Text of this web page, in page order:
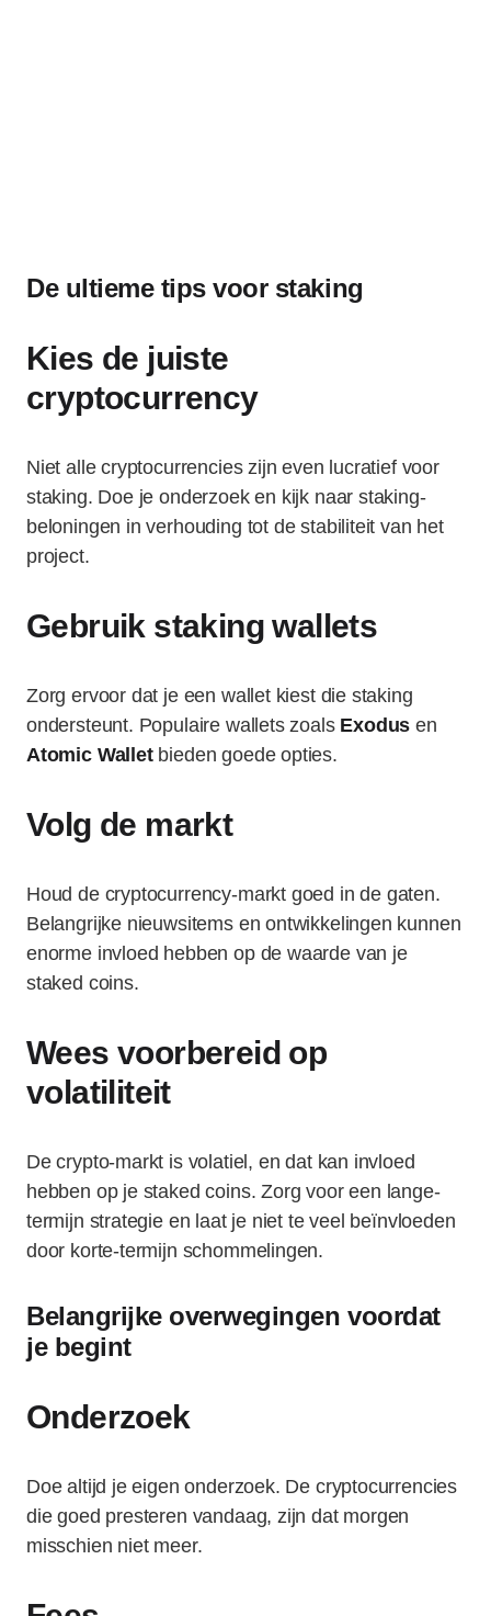
De ultieme tips voor staking
Kies de juiste
cryptocurrency
Niet alle cryptocurrencies zijn even lucratief voor
staking. Doe je onderzoek en kijk naar staking-
beloningen in verhouding tot de stabiliteit van het
project.
Gebruik staking wallets
Zorg ervoor dat je een wallet kiest die staking
ondersteunt. Populaire wallets zoals Exodus en
Atomic Walletbieden goede opties.
Volg de markt
Houd de cryptocurrency-markt goed in de gaten.
Belangrijke nieuwsitems en ontwikkelingen kunnen
enorme invloed hebben op de waarde van je
staked coins.
Wees voorbereid op
volatiliteit
De crypto-markt is volatiel, en dat kan invloed
hebben op je staked coins. Zorg voor een lange-
termijn strategie en laat je niet te veel beïnvloeden
door korte-termijn schommelingen.
Belangrijke overwegingen voordat
je begint
Onderzoek
Doe altijd je eigen onderzoek. De cryptocurrencies
die goed presteren vandaag, zijn dat morgen
misschien niet meer.